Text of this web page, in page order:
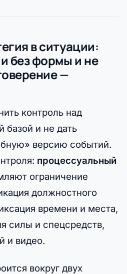
в ситуации:
без формы и не
—
контроль над
базой и не дать
версию событий.
процессуальный
ограничение
должностного
времени и места,
силы и спецсредств,
и видео.
вокруг двух